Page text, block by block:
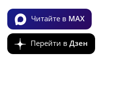
Читайте в MAX
Перейти в Дзен